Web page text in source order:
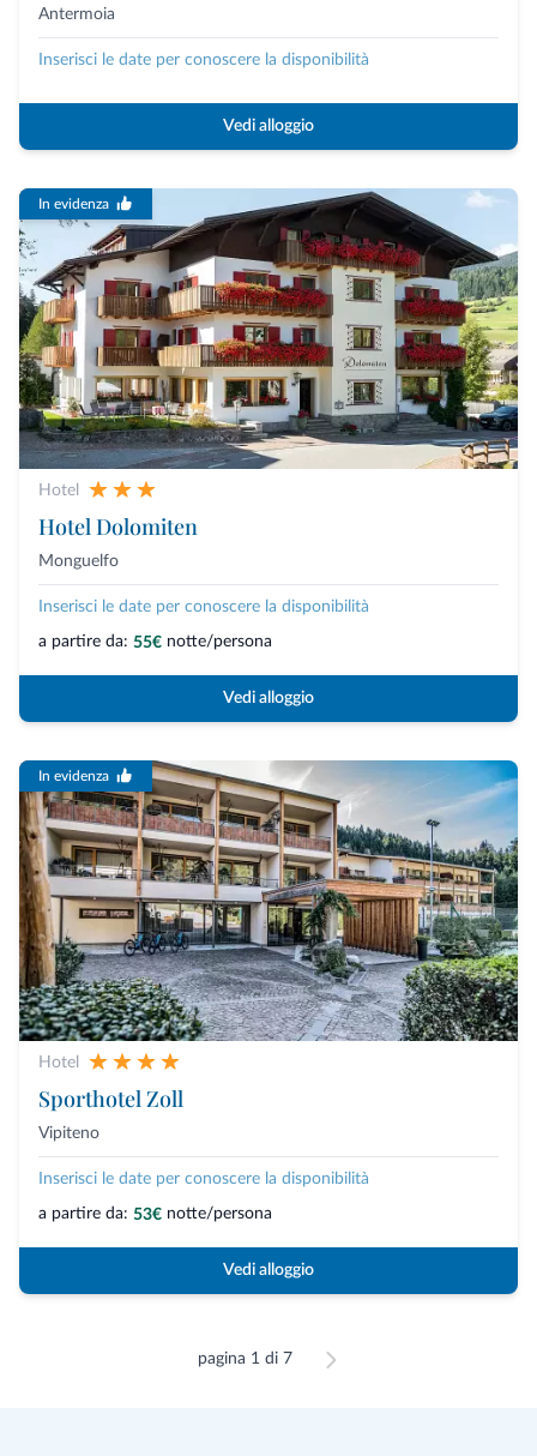
Antermoia
Inserisci le date per conoscere la disponibilità
Vedi alloggio
In evidenza
Hotel
Hotel Dolomiten
Monguelfo
Inserisci le date per conoscere la disponibilità
a partire da: 55€ notte/persona
Vedi alloggio
In evidenza
Hotel
Sporthotel Zoll
Vipiteno
Inserisci le date per conoscere la disponibilità
a partire da: 53€ notte/persona
Vedi alloggio
pagina 1 di 7